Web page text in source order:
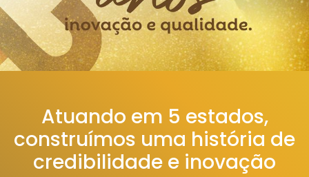
Atuando em 5 estados,
construímos uma história de
credibilidade e inovação